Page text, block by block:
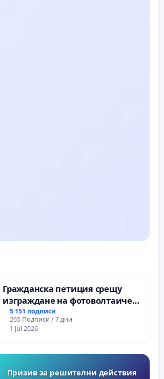
Гражданска петиция срещу
изграждане на фотоволтаичен
парк в с.Прибой, общ. Радомир
5 151 подписи
265 Подписи / 7 дни
1 Jul 2026
Призив за решителни действия